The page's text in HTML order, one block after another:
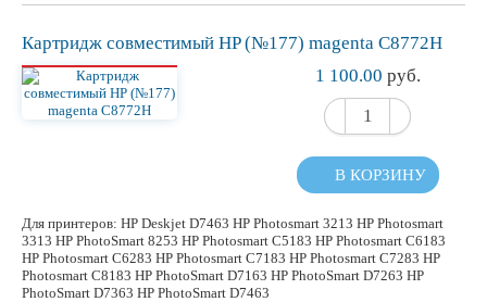
Картридж совместимый HP (№177) magenta C8772H
1 100.00 руб.
В КОРЗИНУ
Для принтеров: HP Deskjet D7463 HP Photosmart 3213 HP Photosmart
3313 HP PhotoSmart 8253 HP Photosmart C5183 HP Photosmart C6183
HP Photosmart C6283 HP Photosmart C7183 HP Photosmart C7283 HP
Photosmart C8183 HP PhotoSmart D7163 HP PhotoSmart D7263 HP
PhotoSmart D7363 HP PhotoSmart D7463